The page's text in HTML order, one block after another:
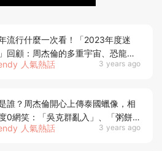
人氣熱話 3 years ago
流行什麼一次看！「2023年度迷
回顧：周杰倫的多重宇宙、恐龍扛
誓言版求佛
人氣熱話 3 years ago
誰？周杰倫開心上傳泰國蠟像，相
0網笑：「吳克群亂入」、「粥餅
是你的複製人」